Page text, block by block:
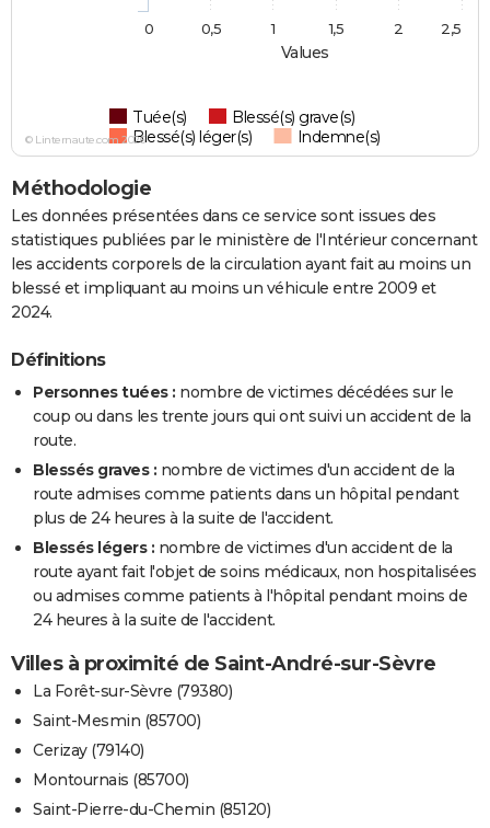
Values
Tuée(s)
Blessé(s) grave(s)
Blessé(s) léger(s)
Indemne(s)
0 0,5 1 1,5 2 2,5
© Linternaute.com 2026
Méthodologie
Les données présentées dans ce service sont issues des
statistiques publiées par le ministère de l'Intérieur concernant
les accidents corporels de la circulation ayant fait au moins un
blessé et impliquant au moins un véhicule entre 2009 et
2024.
Définitions
Personnes tuées : nombre de victimes décédées sur le
coup ou dans les trente jours qui ont suivi un accident de la
route.
Blessés graves : nombre de victimes d'un accident de la
route admises comme patients dans un hôpital pendant
plus de 24 heures à la suite de l'accident.
Blessés légers : nombre de victimes d'un accident de la
route ayant fait l'objet de soins médicaux, non hospitalisées
ou admises comme patients à l'hôpital pendant moins de
24 heures à la suite de l'accident.
Villes à proximité de Saint-André-sur-Sèvre
La Forêt-sur-Sèvre (79380)
Saint-Mesmin (85700)
Cerizay (79140)
Montournais (85700)
Saint-Pierre-du-Chemin (85120)